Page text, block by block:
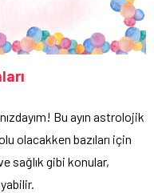
Bu ayın astrolojik
olacakken bazıları için
sağlık gibi konular,